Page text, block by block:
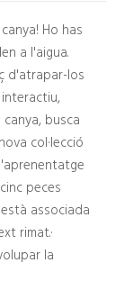
Ho has
a l'aigua.
d'atrapar-los
busca
col·lecció
peces
associada
rimat.·
la